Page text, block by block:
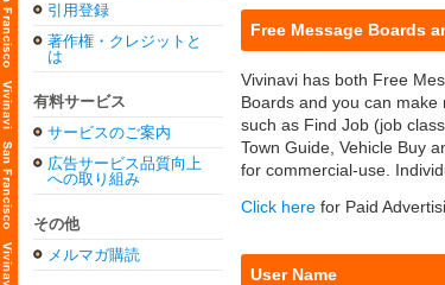
引用登録
著作権・クレジットと
は
有料サービス
サービスのご案内
広告サービス品質向上
への取り組み
その他
メルマガ購読
Free Message Boards
Vivinavi has both Free
Boards and you can
such as Find Job (job
Town Guide, Vehicle Buy
for commercial-use.
Click here for Paid
User Name